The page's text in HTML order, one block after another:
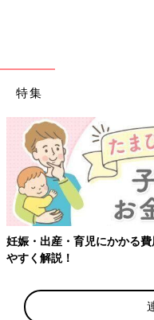
特集
妊娠・出産・育児にかかる
やすく解説！